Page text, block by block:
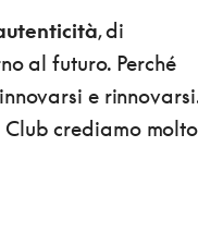
, di
al futuro. Perché
e
Club crediamo